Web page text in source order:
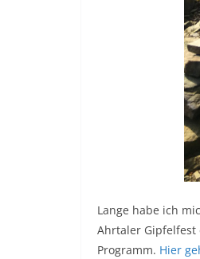
Lange habe ich
Ahrtaler Gipfelfest
Programm. Hier